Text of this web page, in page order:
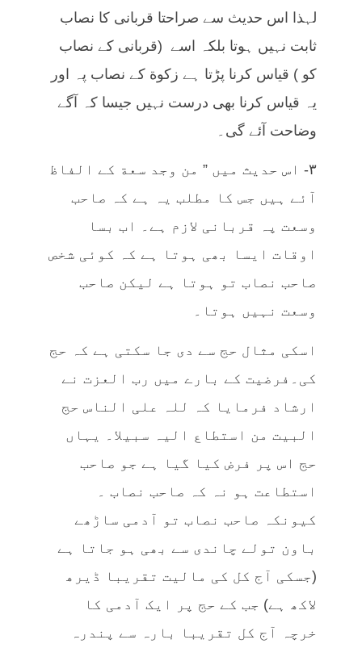
لہذا اس حدیث سے صراحتا قربانی کا نصاب
ثابت نہیں ہوتا بلکہ اسے (قربانی کے نصاب
کو ) قیاس کرنا پڑتا ہے زکوة کے نصاب پہ اور
یہ قیاس کرنا بھی درست نہیں جیسا کہ آگے
وضاحت آئے گی۔
٣- اس حدیث میں ” من وجد سعة کے الفاظ
آئے ہیں جس کا مطلب یہ ہے کہ صاحب
وسعت پہ قربانی لازم ہے۔ اب بسا
اوقات ایسا بھی ہوتا ہے کہ کوئی شخص
صاحب نصاب تو ہوتا ہے لیکن صاحب
وسعت نہیں ہوتا۔
اسکی مثال حج سے دی جا سکتی ہے کہ حج
کی۔فرضیت کے بارے میں رب العزت نے
ارشاد فرمایا کہ للہ علی الناس حج
البیت من استطاع الیہ سبیلا۔ یہاں
حج اس پر فرض کیا گیا ہے جو صاحب
استطاعت ہو نہ کہ صاحب نصاب ۔
کیونکہ صاحب نصاب تو آدمی ساڑھے
باون تولے چاندی سے بھی ہو جاتا ہے
(جسکی آج کل کی مالیت تقریبا ڈیرھ
لاکھ ہے) جب کے حج پر ایک آدمی کا
خرچہ آج کل تقریبا بارہ سے پندرہ